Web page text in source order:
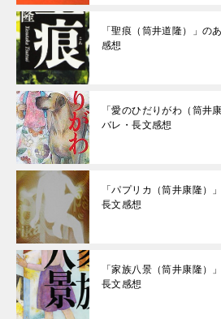
「聖痕（筒井道隆）」の
感想
「愛のひだりがわ（筒井
バレ・長文感想
「パプリカ（筒井康隆）
長文感想
「家族八景（筒井康隆）
長文感想